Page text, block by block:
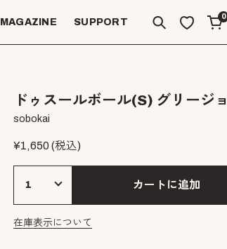
MAGAZINE SUPPORT
0
ドゥスールボール(S) グリージョ
sobokai
¥1,650(税込)
カートに追加
在庫表示について